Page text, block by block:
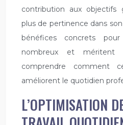
contribution aux objectifs
plus de pertinence dans
bénéfices concrets
nombreux et méritent
comprendre comment
améliorent le quotidien
L’OPTIMISATION